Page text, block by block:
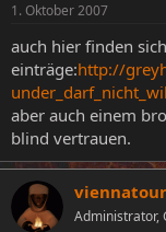
1. Oktober 2007
auch hier finden
einträge:http://
aber auch einem
blind vertrauen.
Administrator,